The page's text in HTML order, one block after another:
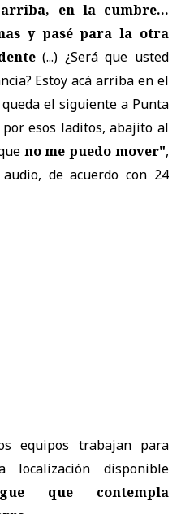
en la cumbre...
y pasé para la otra
(...) ¿Será que usted
Estoy acá arriba en el
el siguiente a Punta
esos laditos, abajito al
no me puedo mover",
de acuerdo con 24
equipos trabajan para
disponible
que contempla